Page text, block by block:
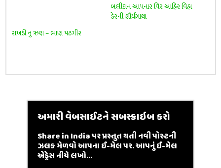
બલીદાન આપનાર વિર આહિર વિહા
ડેરની શૌર્યગાથા
રાખડી નુ ઋણ – ભાણ પટગીર
અમારી વેબસાઈટને સબસ્ક્રાઇબ કરો
Share in India પર પ્રસ્તુત થતી નવી પોસ્ટની
ઝલક મેળવો આપના ઈ-મેલ પર. આપનું ઈ-મેલ
એડ્રેસ નીચે લખો...